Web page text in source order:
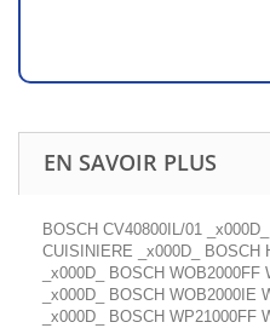
EN SAVOIR PLUS
BOSCH CV40800IL/01
CUISINIERE _x000D_ BOSCH
_x000D_ BOSCH
_x000D_ BOSCH WOB2000IE
_x000D_ BOSCH WP21000FF